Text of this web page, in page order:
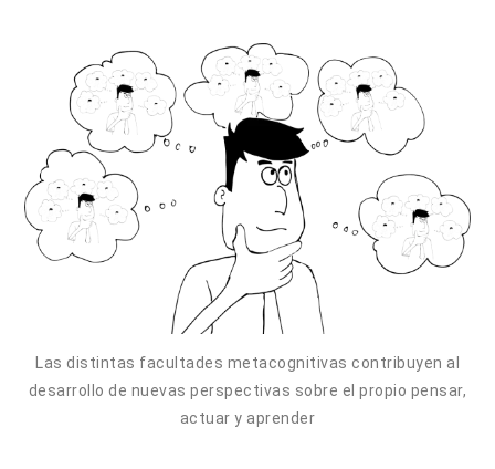
Las distintas facultades metacognitivas contribuyen al
desarrollo de nuevas perspectivas sobre el propio pensar,
actuar y aprender